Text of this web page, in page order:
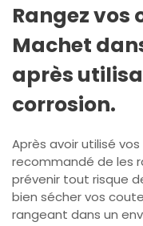
Rangez vos
Machet
après
corrosion.
Après avoir utilisé
recommandé de les
prévenir tout risque
bien sécher vos
rangeant dans un